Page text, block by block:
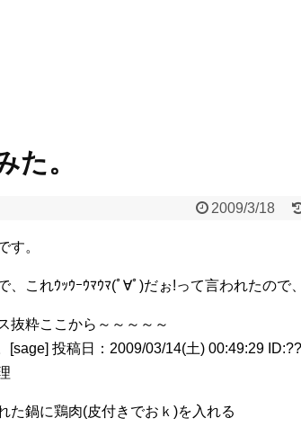
た。
2009/3/18
す。
、これｳｯｳｰｳﾏｳﾏ(ﾟ∀ﾟ)だぉ!って言われたので
抜粋ここから～～～～～
[sage] 投稿日：2009/03/14(土) 00:49:29
た鍋に鶏肉(皮付きでおｋ)を入れる